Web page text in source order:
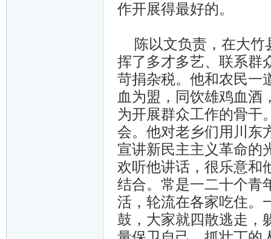
作开展得最好的。
陈以文负责，在大竹
挥了多才多艺、联系群
苛捐杂税。他和农民一
血为盟，同饮雄鸡血酒
为开展群众工作的骨干
会。他对老乡们用川东
宣讲新民主主义革命的
欢听他讲话，很乐意和
结合。常是一二十个青
活，轮流在各家吃住。
鼓，大家就四散逃走，